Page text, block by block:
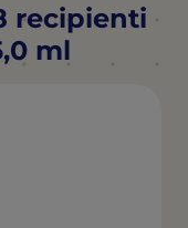
recipienti
ml